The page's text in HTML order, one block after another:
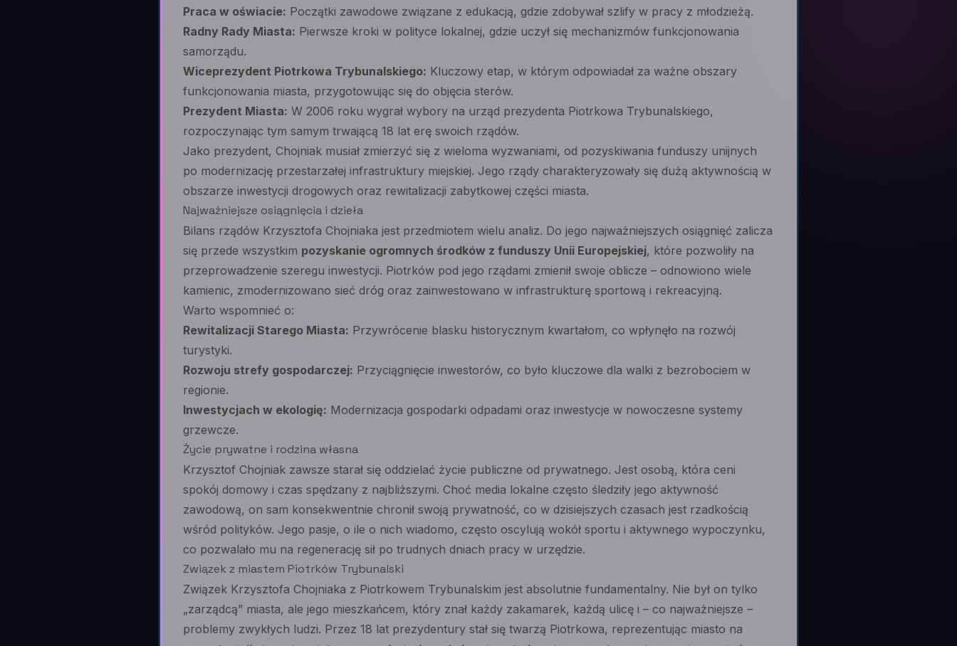
Praca w oświacie: Początki zawodowe związane z edukacją, gdzie zdobywał szlify w pracy z młodzieżą.
Radny Rady Miasta: Pierwsze kroki w polityce lokalnej, gdzie uczył się mechanizmów funkcjonowania
samorządu.
Wiceprezydent Piotrkowa Trybunalskiego: Kluczowy etap, w którym odpowiadał za ważne obszary
funkcjonowania miasta, przygotowując się do objęcia sterów.
Prezydent Miasta: W 2006 roku wygrał wybory na urząd prezydenta Piotrkowa Trybunalskiego,
rozpoczynając tym samym trwającą 18 lat erę swoich rządów.
Jako prezydent, Chojniak musiał zmierzyć się z wieloma wyzwaniami, od pozyskiwania funduszy unijnych
po modernizację przestarzałej infrastruktury miejskiej. Jego rządy charakteryzowały się dużą aktywnością w
obszarze inwestycji drogowych oraz rewitalizacji zabytkowej części miasta.
Najważniejsze osiągnięcia i dzieła
Bilans rządów Krzysztofa Chojniaka jest przedmiotem wielu analiz. Do jego najważniejszych osiągnięć zalicza
się przede wszystkim pozyskanie ogromnych środków z funduszy Unii Europejskiej, które pozwoliły na
przeprowadzenie szeregu inwestycji. Piotrków pod jego rządami zmienił swoje oblicze – odnowiono wiele
kamienic, zmodernizowano sieć dróg oraz zainwestowano w infrastrukturę sportową i rekreacyjną.
Warto wspomnieć o:
Rewitalizacji Starego Miasta: Przywrócenie blasku historycznym kwartałom, co wpłynęło na rozwój
turystyki.
Rozwoju strefy gospodarczej: Przyciągnięcie inwestorów, co było kluczowe dla walki z bezrobociem w
regionie.
Inwestycjach w ekologię: Modernizacja gospodarki odpadami oraz inwestycje w nowoczesne systemy
grzewcze.
Życie prywatne i rodzina własna
Krzysztof Chojniak zawsze starał się oddzielać życie publiczne od prywatnego. Jest osobą, która ceni
spokój domowy i czas spędzany z najbliższymi. Choć media lokalne często śledziły jego aktywność
zawodową, on sam konsekwentnie chronił swoją prywatność, co w dzisiejszych czasach jest rzadkością
wśród polityków. Jego pasje, o ile o nich wiadomo, często oscylują wokół sportu i aktywnego wypoczynku,
co pozwalało mu na regenerację sił po trudnych dniach pracy w urzędzie.
Związek z miastem Piotrków Trybunalski
Związek Krzysztofa Chojniaka z Piotrkowem Trybunalskim jest absolutnie fundamentalny. Nie był on tylko
„zarządcą” miasta, ale jego mieszkańcem, który znał każdy zakamarek, każdą ulicę i – co najważniejsze –
problemy zwykłych ludzi. Przez 18 lat prezydentury stał się twarzą Piotrkowa, reprezentując miasto na